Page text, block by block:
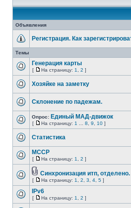
Объявления
Регистрация. Как
Темы
Генерация карты
[ На страницу: 1 2 ]
Хозяйке на заметку
Склонение по падежам.
Опрос: Единый МАД-движок
[ На страницу: 1 8 9 10 ]
Статистика
MCCP
[ На страницу: 1 2 ]
Синхронизация итп, отделено.
[ На страницу: 1 2 3 4 5 ]
IPv6
[ На страницу: 1 2 ]